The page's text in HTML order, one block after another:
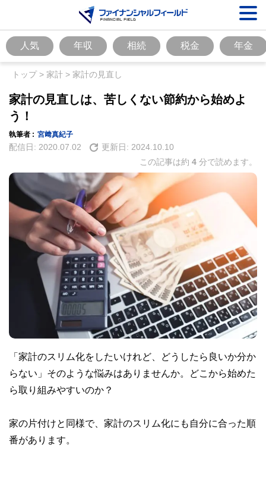
人気 年収 相続 税金 年金
トップ> 家計 > 家計の見直し
家計の見直しは、苦しくない節約から始めよ
う！
執筆者 : 宮﨑真紀子
配信日: 2020.07.02 更新日: 2024.10.10
この記事は約 4 分で読めます。
「家計のスリム化をしたいけれど、どうしたら良いか分か
らない」そのような悩みはありませんか。どこから始めた
ら取り組みやすいのか？
家の片付けと同様で、家計のスリム化にも自分に合った順
番があります。